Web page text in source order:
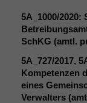
5A_1000/2020:
SchKG (amtl.
5A_727/2017,
Kompetenzen
eines
Verwalters